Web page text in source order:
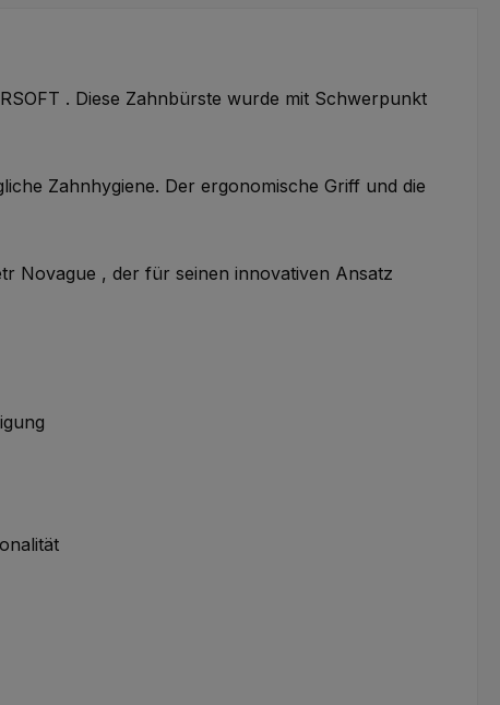
. Diese Zahnbürste wurde mit Schwerpunkt
Zahnhygiene. Der ergonomische Griff und die
Novague , der für seinen innovativen Ansatz